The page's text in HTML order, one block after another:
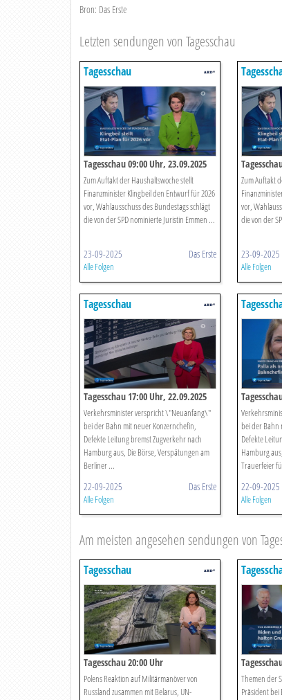
Bron: Das Erste
Letzten sendungen von Tagesschau
Tagesschau
Tagesschau 09:00 Uhr, 23.09.2025
Zum Auftakt der Haushaltswoche stellt
Finanzminister Klingbeil den Entwurf für 2026
vor, Wahlausschuss des Bundestags schlägt
die von der SPD nominierte Juristin Emmen ...
23-09-2025 Das Erste
Alle Folgen
Zum Auftakt
vor,
die von der
23-09-2025
Alle Folgen
Tagesschau
Tagesschau 17:00 Uhr, 22.09.2025
Verkehrsminister verspricht \"Neuanfang\"
bei der Bahn mit neuer Konzernchefin,
Defekte Leitung bremst Zugverkehr nach
Hamburg aus, Die Börse, Verspätungen am
Berliner ...
22-09-2025 Das Erste
Alle Folgen
bei der Bahn
Defekte
Hamburg
Trauerfeier
22-09-2025
Alle Folgen
Am meisten angesehen sendungen von
Tagesschau
Tagesschau 20:00 Uhr
Polens Reaktion auf Militärmanöver von
Russland zusammen mit Belarus, UN-
Themen der
Präsident